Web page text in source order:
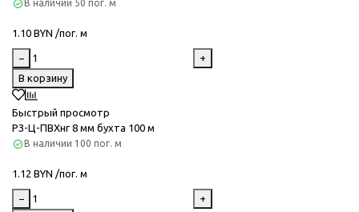
В наличии 50 пог. м
1.10 BYN /пог. м
−
+
В корзину
Быстрый просмотр
РЗ-Ц-ПВХнг 8 мм бухта 100 м
В наличии 100 пог. м
1.12 BYN /пог. м
−
+